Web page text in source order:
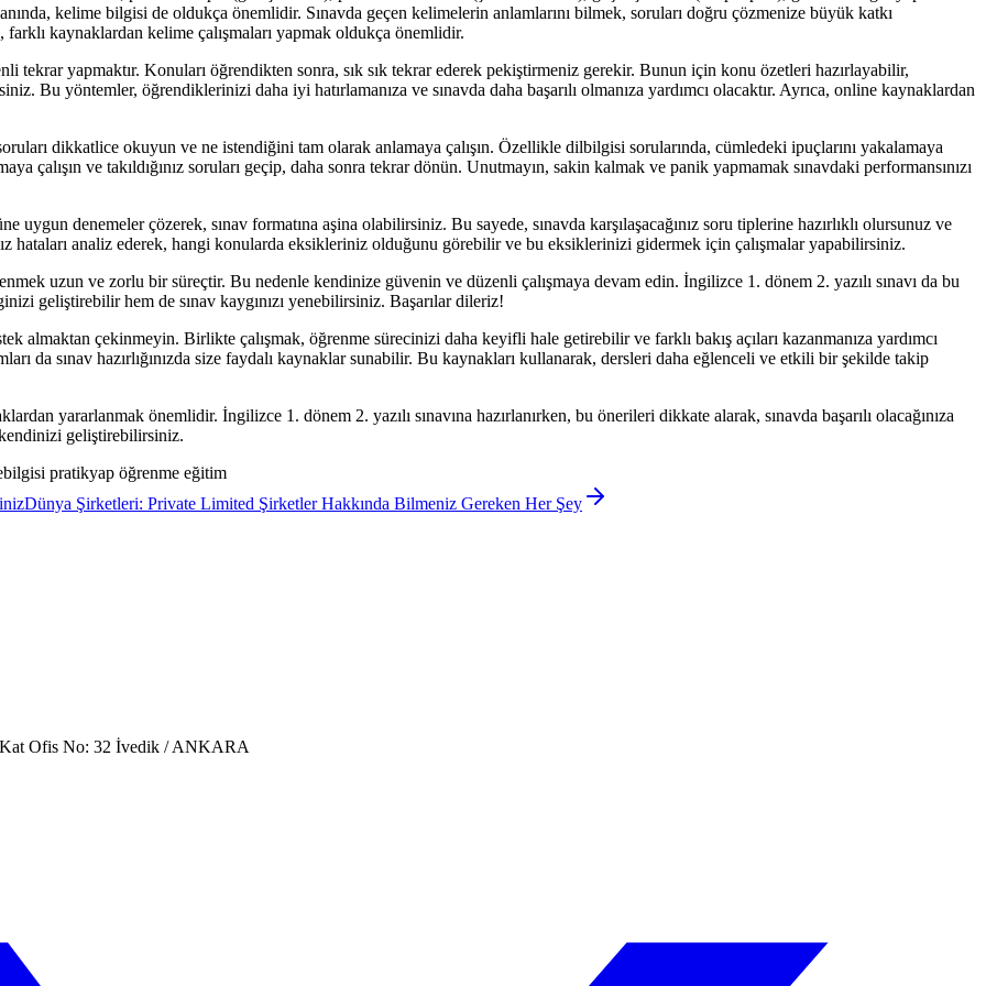
kelime bilgisi de oldukça önemlidir. Sınavda geçen kelimelerin anlamlarını bilmek, soruları doğru çözmenize büyük katkı
kaynaklardan kelime çalışmaları yapmak oldukça önemlidir.
tekrar yapmaktır. Konuları öğrendikten sonra, sık sık tekrar ederek pekiştirmeniz gerekir. Bunun için konu özetleri hazırlayabilir,
Bu yöntemler, öğrendiklerinizi daha iyi hatırlamanıza ve sınavda daha başarılı olmanıza yardımcı olacaktır. Ayrıca, online kaynaklardan
dikkatlice okuyun ve ne istendiğini tam olarak anlamaya çalışın. Özellikle dilbilgisi sorularında, cümledeki ipuçlarını yakalamaya
çalışın ve takıldığınız soruları geçip, daha sonra tekrar dönün. Unutmayın, sakin kalmak ve panik yapmamak sınavdaki performansınızı
uygun denemeler çözerek, sınav formatına aşina olabilirsiniz. Bu sayede, sınavda karşılaşacağınız soru tiplerine hazırlıklı olursunuz ve
hataları analiz ederek, hangi konularda eksikleriniz olduğunu görebilir ve bu eksiklerinizi gidermek için çalışmalar yapabilirsiniz.
uzun ve zorlu bir süreçtir. Bu nedenle kendinize güvenin ve düzenli çalışmaya devam edin. İngilizce 1. dönem 2. yazılı sınavı da bu
geliştirebilir hem de sınav kaygınızı yenebilirsiniz. Başarılar dileriz!
almaktan çekinmeyin. Birlikte çalışmak, öğrenme sürecinizi daha keyifli hale getirebilir ve farklı bakış açıları kazanmanıza yardımcı
da sınav hazırlığınızda size faydalı kaynaklar sunabilir. Bu kaynakları kullanarak, dersleri daha eğlenceli ve etkili bir şekilde takip
yararlanmak önemlidir. İngilizce 1. dönem 2. yazılı sınavına hazırlanırken, bu önerileri dikkate alarak, sınavda başarılı olacağınıza
kendinizi geliştirebilirsiniz.
pratikyap öğrenme eğitim
Dünya Şirketleri: Private Limited Şirketler Hakkında Bilmeniz Gereken Her Şey
Kat Ofis No: 32 İvedik / ANKARA